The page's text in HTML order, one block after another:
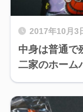
2017年10月3
中身は普通で
二家のホーム